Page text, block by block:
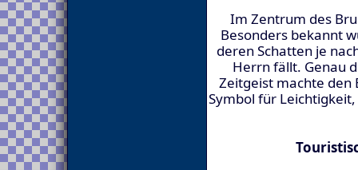
Im Zentrum des
Besonders bekannt
deren Schatten je
Herrn fällt. Genau
Zeitgeist machte den
Symbol für